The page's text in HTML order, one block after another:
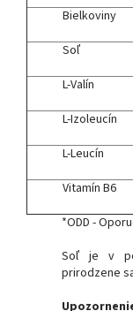
Bielkoviny
Soľ
L-Valín
L-Izoleucín
L-Leucín
Vitamín B6
*ODD -
Soľ je v
prirodzene